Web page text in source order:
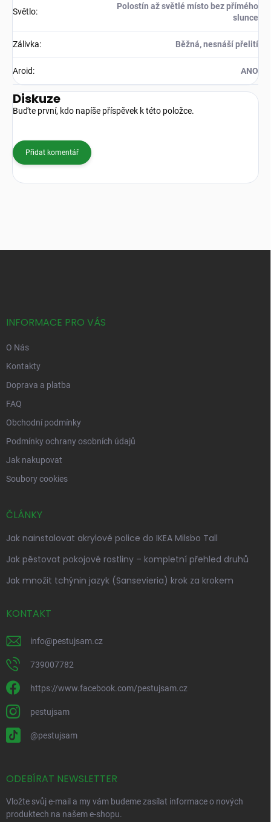
Světlo:
Polostín až světlé místo bez přímého
slunce
Zálivka: Běžná, nesnáší přelití
Aroid: ANO
Diskuze
Buďte první, kdo napíše příspěvek k této položce.
Přidat komentář
Z
INFORMACE PRO VÁS
O Nás
Kontakty
Doprava a platba
FAQ
Obchodní podmínky
Podmínky ochrany osobních údajů
Jak nakupovat
Soubory cookies
ČLÁNKY
Jak nainstalovat akrylové police do IKEA Milsbo Tall
Jak pěstovat pokojové rostliny – kompletní přehled druhů
Jak množit tchýnin jazyk (Sansevieria) krok za krokem
KONTAKT
info@pestujsam.cz
739007782
https://www.facebook.com/pestujsam.cz
pestujsam
@pestujsam
ODEBÍRAT NEWSLETTER
Vložte svůj e-mail a my vám budeme zasílat informace o nových
produktech na našem e-shopu.